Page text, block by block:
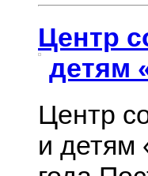
Центр
детям
Центр
и детям